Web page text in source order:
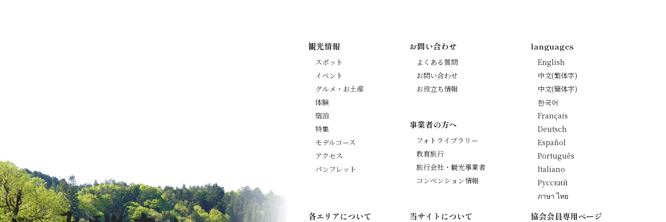
観光情報
スポット
イベント
グルメ・お土産
体験
宿泊
特集
モデルコース
アクセス
パンフレット
各エリアについて
お問い合わせ
よくある質問
お問い合わせ
お役立ち情報
事業者の方へ
フォトライブラリー
教育旅行
旅行会社・観光事業者
コンベンション情報
当サイトについて
languages
English
中文(繁体字)
中文(簡体字)
한국어
Français
Deutsch
Español
Português
Italiano
Русский
ภาษา ไทย
協会会員専用ページ